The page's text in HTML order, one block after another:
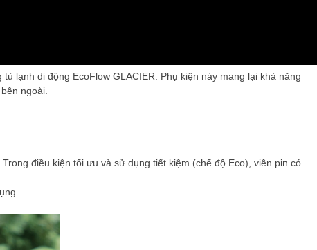
lạnh di động EcoFlow GLACIER. Phụ kiện này mang lại khả năng
ngoài.
Trong điều kiện tối ưu và sử dụng tiết kiệm (chế độ Eco), viên pin có